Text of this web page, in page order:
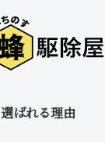
選ばれる理由